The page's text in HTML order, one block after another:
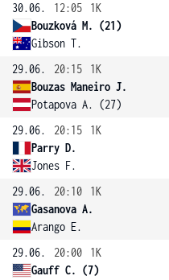
30.06.
12:05
1K
Bouzková M. (21)
Gibson T.
29.06.
20:15
1K
Bouzas Maneiro J.
Potapova A. (27)
29.06.
20:15
1K
Parry D.
Jones F.
29.06.
20:10
1K
Gasanova A.
Arango E.
29.06.
20:00
1K
Gauff C. (7)